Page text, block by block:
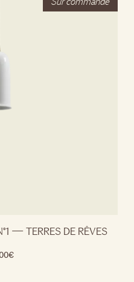
— TERRES DE RÊVES
€